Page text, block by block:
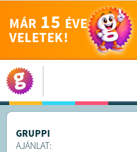
MÁR 15 ÉVE
VELETEK!
GRUPPI
AJÁNLAT: